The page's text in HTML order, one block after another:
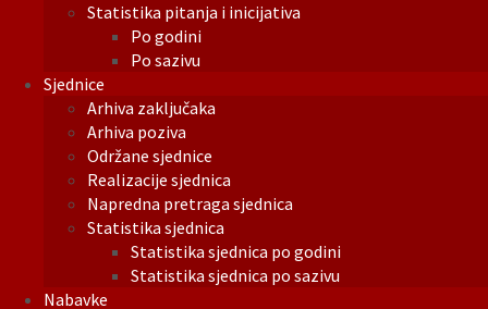
Statistika pitanja i inicijativa
Po godini
Po sazivu
Sjednice
Arhiva zaključaka
Arhiva poziva
Održane sjednice
Realizacije sjednica
Napredna pretraga sjednica
Statistika sjednica
Statistika sjednica po godini
Statistika sjednica po sazivu
Nabavke